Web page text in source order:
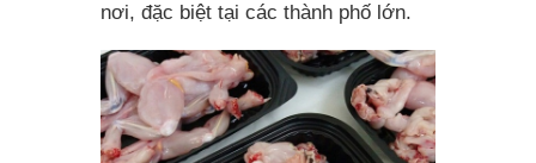
nơi, đặc biệt tại các thành phố lớn.